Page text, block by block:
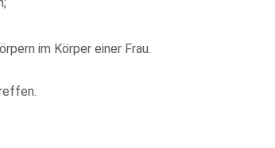
im Körper einer Frau.